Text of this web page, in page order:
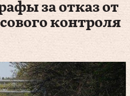
за отказ от
контроля